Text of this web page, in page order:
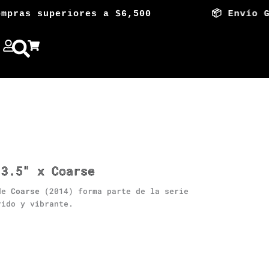
superiores a $6,500 📦 Envío
x Coarse
Coarse (2014) forma parte de la serie
y vibrante.